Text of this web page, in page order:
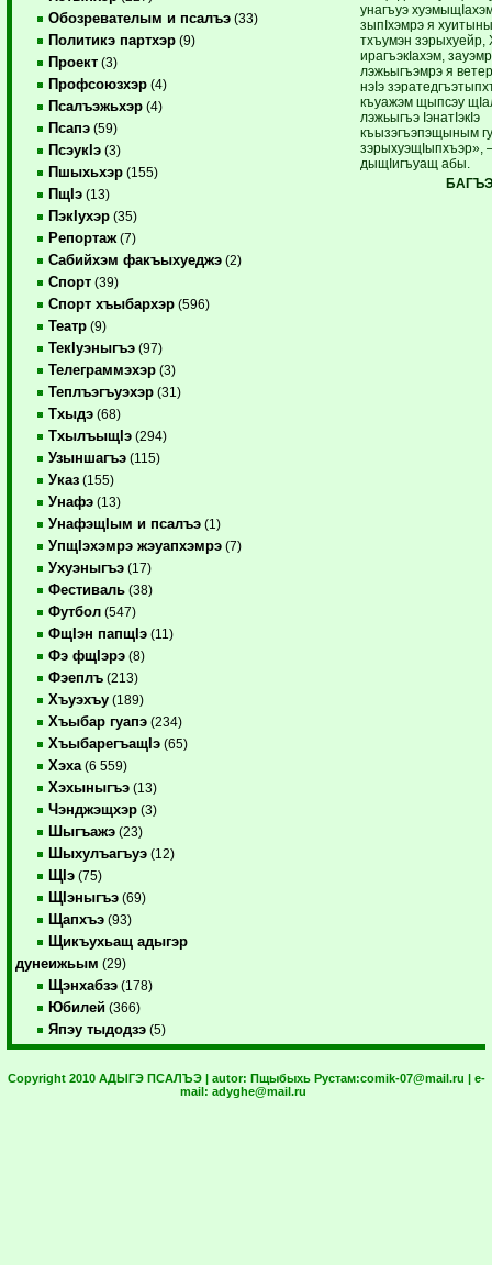
Обозревателым и псалъэ (33)
Политикэ партхэр (9)
Проект (3)
Профсоюзхэр (4)
Псалъэжьхэр (4)
Псапэ (59)
ПсэукIэ (3)
Пшыхьхэр (155)
ПщIэ (13)
ПэкIухэр (35)
Репортаж (7)
Сабийхэм факъыхуеджэ (2)
Спорт (39)
Спорт хъыбархэр (596)
Театр (9)
ТекIуэныгъэ (97)
Телеграммэхэр (3)
Теплъэгъуэхэр (31)
Тхыдэ (68)
ТхылъыщIэ (294)
Узыншагъэ (115)
Указ (155)
Унафэ (13)
УнафэщIым и псалъэ (1)
УпщIэхэмрэ жэуапхэмрэ (7)
Ухуэныгъэ (17)
Фестиваль (38)
Футбол (547)
ФщIэн папщIэ (11)
Фэ фщIэрэ (8)
Фэеплъ (213)
Хъуэхъу (189)
Хъыбар гуапэ (234)
ХъыбарегъащIэ (65)
Хэха (6 559)
Хэхыныгъэ (13)
Чэнджэщхэр (3)
Шыгъажэ (23)
Шыхулъагъуэ (12)
ЩIэ (75)
ЩIэныгъэ (69)
Щапхъэ (93)
Щикъухьащ адыгэр
дунеижьым (29)
Щэнхабзэ (178)
Юбилей (366)
Япэу тыдодзэ (5)
унагъуэ
зыпIхэмрэ я
тхъумэн зэрыхуейр,
ирагъэкIахэм,
лэжьыгъэмрэ я
нэIэ
къуажэм щыпсэу
лэжьыгъэ IэнатIэкIэ
къызэгъэпэщыным
зэрыхуэщIыпхъэр»,
дыщIигъуащ абы.
Copyright 2010 АДЫГЭ ПСАЛЪЭ | autor: Пщыбыхь Рустам:comik-07@mail.ru | e-
mail: adyghe@mail.ru